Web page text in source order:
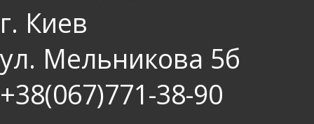
г. Киев
ул. Мельникова 5б
+38(067)771-38-90